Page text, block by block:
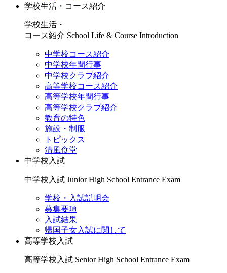
学校生活・コース紹介
学校生活・
コース紹介 School Life & Course Introduction
中学校コース紹介
中学校年間行事
中学校クラブ紹介
高等学校コース紹介
高等学校年間行事
高等学校クラブ紹介
教育の特色
施設・制服
トピックス
清風食堂
中学校入試
中学校入試 Junior High School Entrance Exam
学校・入試説明会
募集要項
入試結果
帰国子女入試に関して
高等学校入試
高等学校入試 Senior High School Entrance Exam